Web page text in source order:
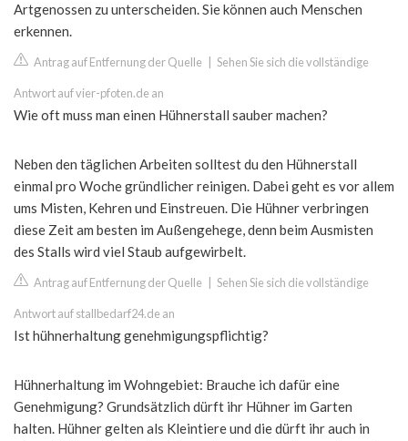
Artgenossen zu unterscheiden. Sie können auch Menschen
erkennen.
Antrag auf Entfernung der Quelle Sehen Sie sich die vollständige
Antwort auf vier-pfoten.de an
Wie oft muss man einen Hühnerstall sauber machen?
Neben den täglichen Arbeiten solltest du den Hühnerstall
einmal pro Woche gründlicher reinigen. Dabei geht es vor allem
ums Misten, Kehren und Einstreuen. Die Hühner verbringen
diese Zeit am besten im Außengehege, denn beim Ausmisten
des Stalls wird viel Staub aufgewirbelt.
Antrag auf Entfernung der Quelle Sehen Sie sich die vollständige
Antwort auf stallbedarf24.de an
Ist hühnerhaltung genehmigungspflichtig?
Hühnerhaltung im Wohngebiet: Brauche ich dafür eine
Genehmigung? Grundsätzlich dürft ihr Hühner im Garten
halten. Hühner gelten als Kleintiere und die dürft ihr auch in